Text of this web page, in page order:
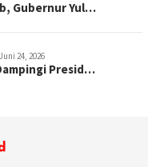
Gubernur Yul…
Juni 24, 2026
Presid…